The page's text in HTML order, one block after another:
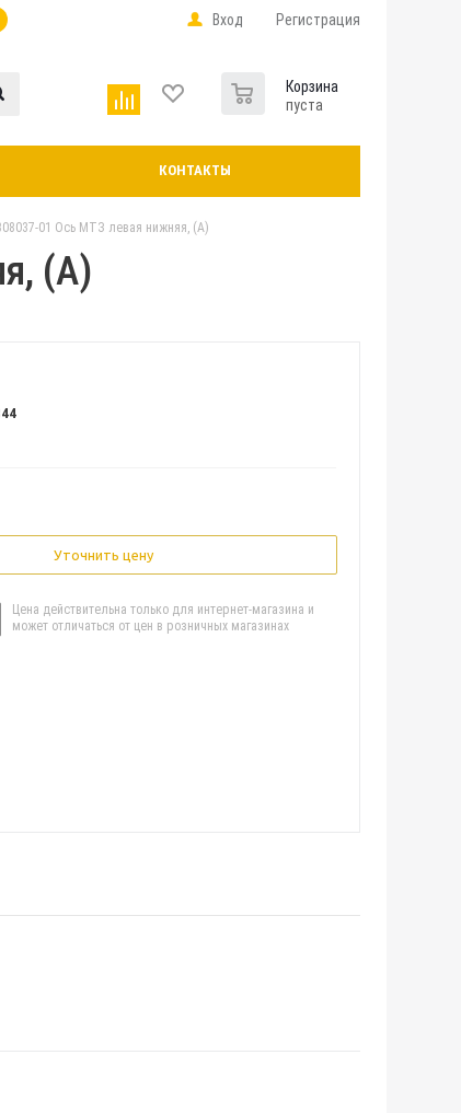
Вход Регистрация
Корзина
пуста
КОНТАКТЫ
01 Ось МТЗ левая нижняя, (А)
(А)
Уточнить цену
Цена действительна только для интернет-магазина и
может отличаться от цен в розничных магазинах